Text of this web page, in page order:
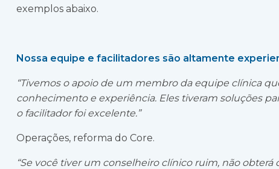
exemplos abaixo.
Nossa equipe e facilitadores são altamente
“Tivemos o apoio de um membro da equipe clínica
conhecimento e experiência. Eles tiveram soluções
o facilitador foi excelente.”
Operações, reforma do Core.
“Se você tiver um conselheiro clínico ruim, não